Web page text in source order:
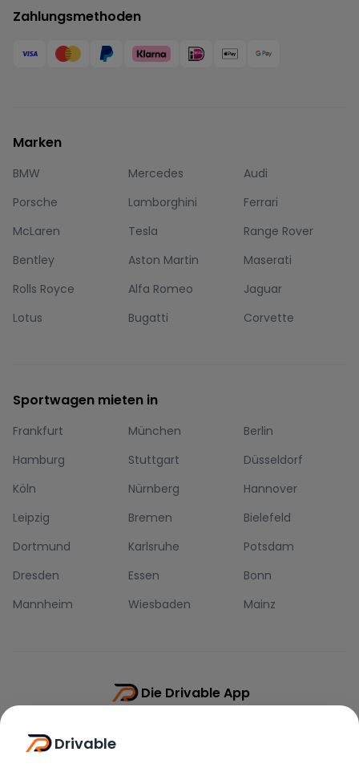
Zahlungsmethoden
Marken
BMW Mercedes
Audi
Porsche
Lamborghini
Ferrari
McLaren
Tesla
Range Rover
Bentley
Aston Martin
Maserati
Rolls Royce
Alfa Romeo
Jaguar
Lotus
Bugatti Corvette
Sportwagen mieten in
Frankfurt München
Berlin
Hamburg
Stuttgart
Düsseldorf
Köln
Nürnberg
Hannover
Leipzig
Bremen
Bielefeld
Dortmund
Karlsruhe
Potsdam
Dresden
Essen
Bonn
Mannheim
Wiesbaden Mainz
Die Drivable App
Drivable